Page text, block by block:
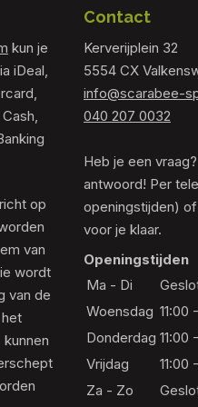
kun je
iDeal,
op
van
wordt
van de
Contact
Kerverijplein 32
5554 CX
info@scarabee-
040 207 0032
Heb je een
antwoord! Per
openingstijden)
voor je klaar.
Openingstijden
Ma - Di
Woensdag 11:00
Donderdag 11:00
Vrijdag
11:00
Za - Zo